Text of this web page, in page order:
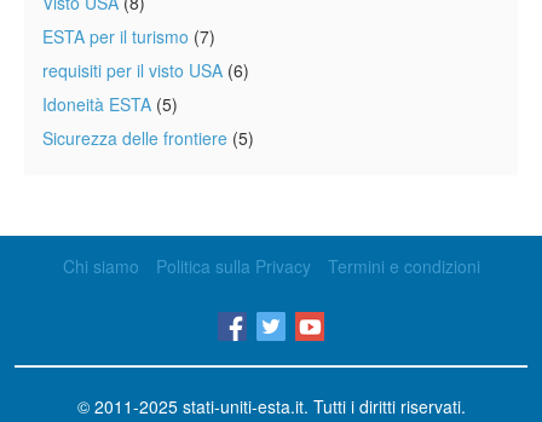
ESTA per il turismo (7)
requisiti per il visto USA (6)
Idoneità ESTA (5)
Sicurezza delle frontiere (5)
Chi siamo Politica sulla Privacy Termini e condizioni
© 2011-2025 stati-uniti-esta.it. Tutti i diritti riservati.